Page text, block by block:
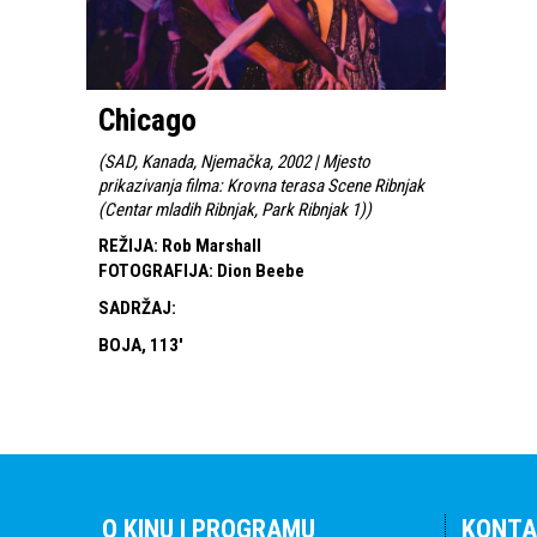
Chicago
(SAD, Kanada, Njemačka, 2002 | Mjesto
prikazivanja filma: Krovna terasa Scene Ribnjak
(Centar mladih Ribnjak, Park Ribnjak 1))
REŽIJA: Rob Marshall
FOTOGRAFIJA: Dion Beebe
SADRŽAJ:
BOJA, 113'
O KINU I PROGRAMU